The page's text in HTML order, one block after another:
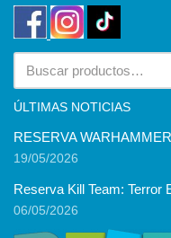
ÚLTIMAS NOTICIAS
RESERVA
19/05/2026
Reserva Kill Team: Terror
06/05/2026